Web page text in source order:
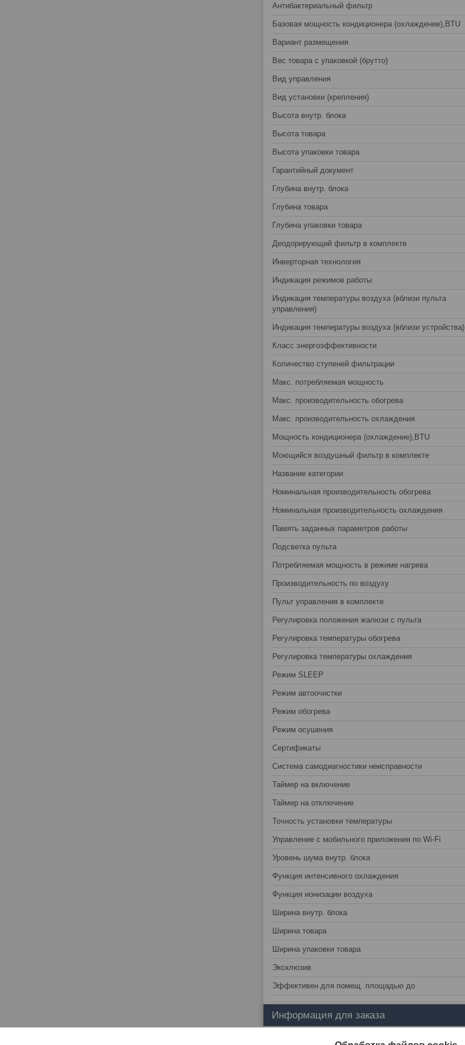
Антибактериальный фильтр
Базовая мощность кондиционера (охлаждение),BTU
Вариант размещения
Вес товара с упаковкой (брутто)
Вид управления
Вид установки (крепления)
Высота внутр. блока
Высота товара
Высота упаковки товара
Гарантийный документ
Глубина внутр. блока
Глубина товара
Глубина упаковки товара
Деодорирующий фильтр в комплекте
Инверторная технология
Индикация режимов работы
Индикация температуры воздуха (вблизи пульта
управления)
Индикация температуры воздуха (вблизи устройства)
Класс энергоэффективности
Количество ступеней фильтрации
Макс. потребляемая мощность
Макс. производительность обогрева
Макс. производительность охлаждения
Мощность кондиционера (охлаждение),BTU
Моющийся воздушный фильтр в комплекте
Название категории
Номинальная производительность обогрева
Номинальная производительность охлаждения
Память заданных параметров работы
Подсветка пульта
Потребляемая мощность в режиме нагрева
Производительность по воздуху
Пульт управления в комплекте
Регулировка положения жалюзи с пульта
Регулировка температуры обогрева
Регулировка температуры охлаждения
Режим SLEEP
Режим автоочистки
Режим обогрева
Режим осушения
Сертификаты
Система самодиагностики неисправности
Таймер на включение
Таймер на отключение
Точность установки температуры
Управление c мобильного приложения по Wi-Fi
Уровень шума внутр. блока
Функция интенсивного охлаждения
Функция ионизации воздуха
Ширина внутр. блока
Ширина товара
Ширина упаковки товара
Эксклюзив
Эффективен для помещ. площадью до
Информация для заказа
Цену уточняйте